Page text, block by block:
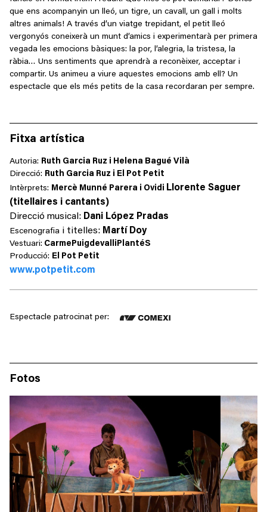
que ens acompanyin un lleó, un tigre, un cavall, un gall i molts
altres animals! A través d’un viatge trepidant, el petit lleó
vergonyós coneixerà un munt d’amics i experimentarà per primera
vegada les emocions bàsiques: la por, l’alegria, la tristesa, la
ràbia… Uns sentiments que aprendrà a reconèixer, acceptar i
compartir. Us animeu a viure aquestes emocions amb ell? Un
espectacle que els més petits de la casa recordaran per sempre.
Fitxa artística
Autoria: Ruth Garcia Ruz i Helena Bagué Vilà
Direcció: Ruth Garcia Ruz i El Pot Petit
Intèrprets: Mercè Munné Parera i Ovidi Llorente Saguer
(titellaires i cantants)
Direcció musical: Dani López Pradas
Escenografia i titelles: Martí Doy
Vestuari: CarmePuigdevalliPlantéS
Producció: El Pot Petit
www.potpetit.com
Espectacle patrocinat per:
Fotos